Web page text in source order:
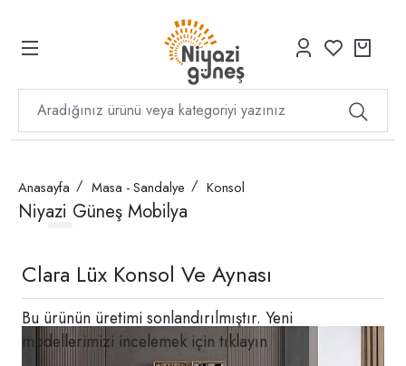
Anasayfa Masa - Sandalye Konsol
Niyazi Güneş Mobilya
Clara Lüx Konsol Ve Aynası
Bu ürünün üretimi sonlandırılmıştır. Yeni
modellerimizi incelemek için tıklayın